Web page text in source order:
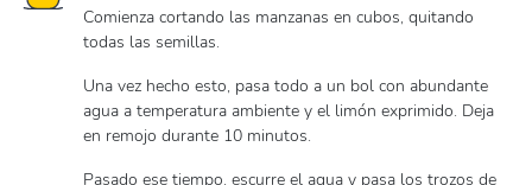
Comienza cortando las manzanas en cubos, quitando
todas las semillas.
Una vez hecho esto, pasa todo a un bol con abundante
agua a temperatura ambiente y el limón exprimido. Deja
en remojo durante 10 minutos.
Pasado ese tiempo, escurre el agua y pasa los trozos de